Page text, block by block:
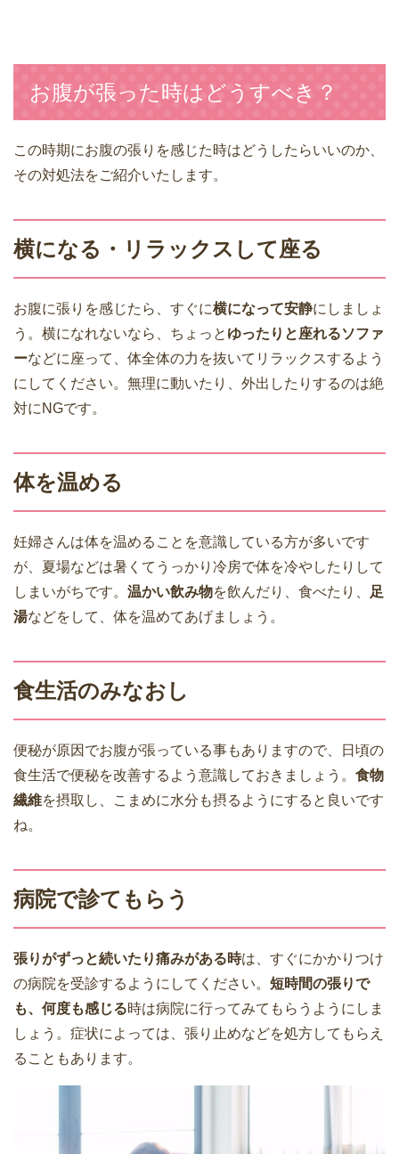
お腹が張った時はどうすべき？
この時期にお腹の張りを感じた時はどうしたらいいのか、
その対処法をご紹介いたします。
横になる・リラックスして座る
お腹に張りを感じたら、すぐに横になって安静にしましょ
う。横になれないなら、ちょっと ゆったりと座れるソファ
ーなどに座って、体全体の力を抜いてリラックスするよう
にしてください。無理に動いたり、外出したりするのは絶
対にNGです。
体を温める
妊婦さんは体を温めることを意識している方が多いです
が、夏場などは暑くてうっかり冷房で体を冷やしたりして
しまいがちです。 温かい飲み物を飲んだり、食べたり、
足
湯などをして、体を温めてあげましょう。
食生活のみなおし
便秘が原因でお腹が張っている事もありますので、日頃の
食生活で便秘を改善するよう意識しておきましょう。 食物
繊維を摂取し、こまめに水分も摂るようにすると良いです
ね。
病院で診てもらう
張りがずっと続いたり痛みがある時は、すぐにかかりつけ
の病院を受診するようにしてください。 短時間の張りで
も、何度も感じる時は病院に行ってみてもらうようにしま
しょう。症状によっては、張り止めなどを処方してもらえ
ることもあります。